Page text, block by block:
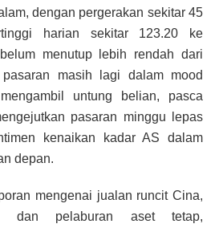
dengan pergerakan sekitar 45
harian sekitar 123.20 ke
menutup lebih rendah dari
masih lagi dalam mood
untung belian, pasca
pasaran minggu lepas
kenaikan kadar AS dalam
depan.
mengenai jualan runcit Cina,
dan pelaburan aset tetap,